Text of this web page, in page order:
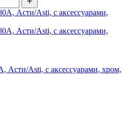
Асти/Asti, с аксессуарами, хром,